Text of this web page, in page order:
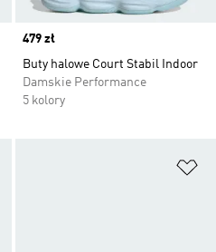
Price
479 zł
Buty halowe Court Stabil Indoor
Damskie Performance
5 kolory